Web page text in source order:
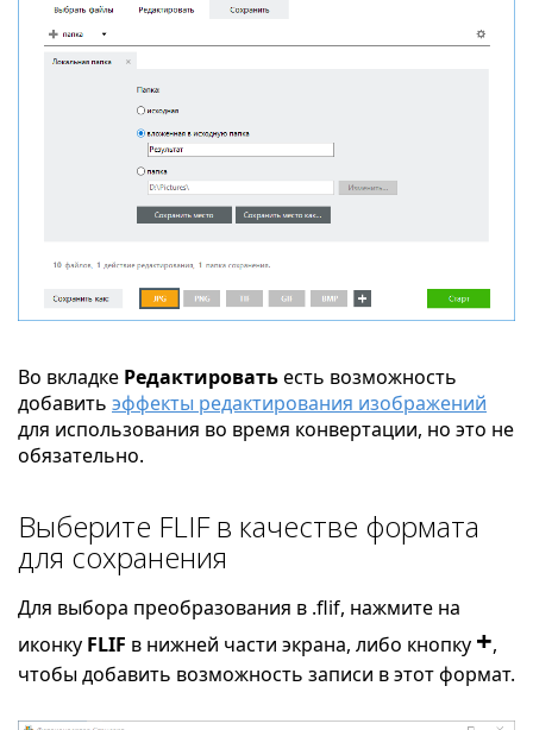
Во вкладке Редактироватьесть возможность
добавить эффекты редактирования изображений
для использования во время конвертации, но это не
обязательно.
Выберите FLIF в качестве формата
для сохранения
Для выбора преобразования в .flif, нажмите на
иконку FLIF в нижней части экрана, либо кнопку +,
чтобы добавить возможность записи в этот формат.